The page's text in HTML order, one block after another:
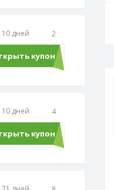
10 дней 2
купон
МОТ5
10 дней 4
купон
КРИД10